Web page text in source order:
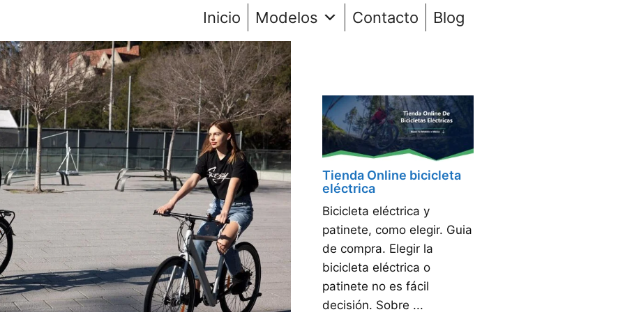
Inicio Modelos Contacto Blog
Tienda Online bicicleta
eléctrica
Bicicleta eléctrica y
patinete, como elegir. Guia
de compra. Elegir la
bicicleta eléctrica o
patinete no es fácil
decisión. Sobre ...